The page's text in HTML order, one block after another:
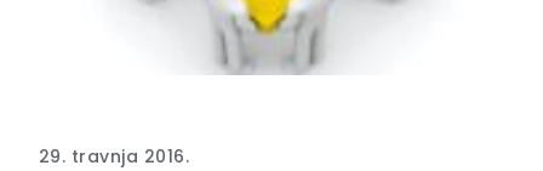
29. travnja 2016.